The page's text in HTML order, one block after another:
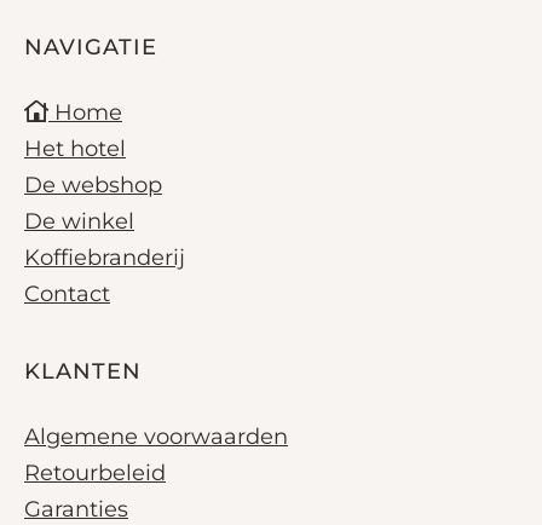
NAVIGATIE
Home
Het hotel
De webshop
De winkel
Koffiebranderij
Contact
KLANTEN
Algemene voorwaarden
Retourbeleid
Garanties